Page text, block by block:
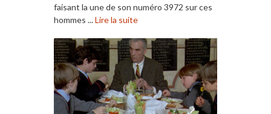
faisant la une de son numéro 3972 sur ces
hommes ...Lire la suite